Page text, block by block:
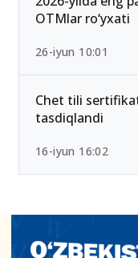
OTMlar ro‘yxati
26-iyun 10:01
Chet tili
tasdiqlandi
16-iyun 16:02